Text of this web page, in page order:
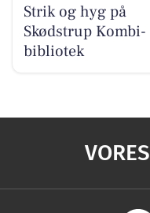
Strik og hyg på
Skødstrup Kombi-
bibliotek
VORES